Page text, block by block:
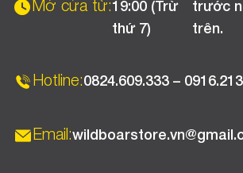
Mở cửa từ:19:00 (Trừ
thứ 7)
trước
trên.
Hotline:0824.609.333 –
Email: